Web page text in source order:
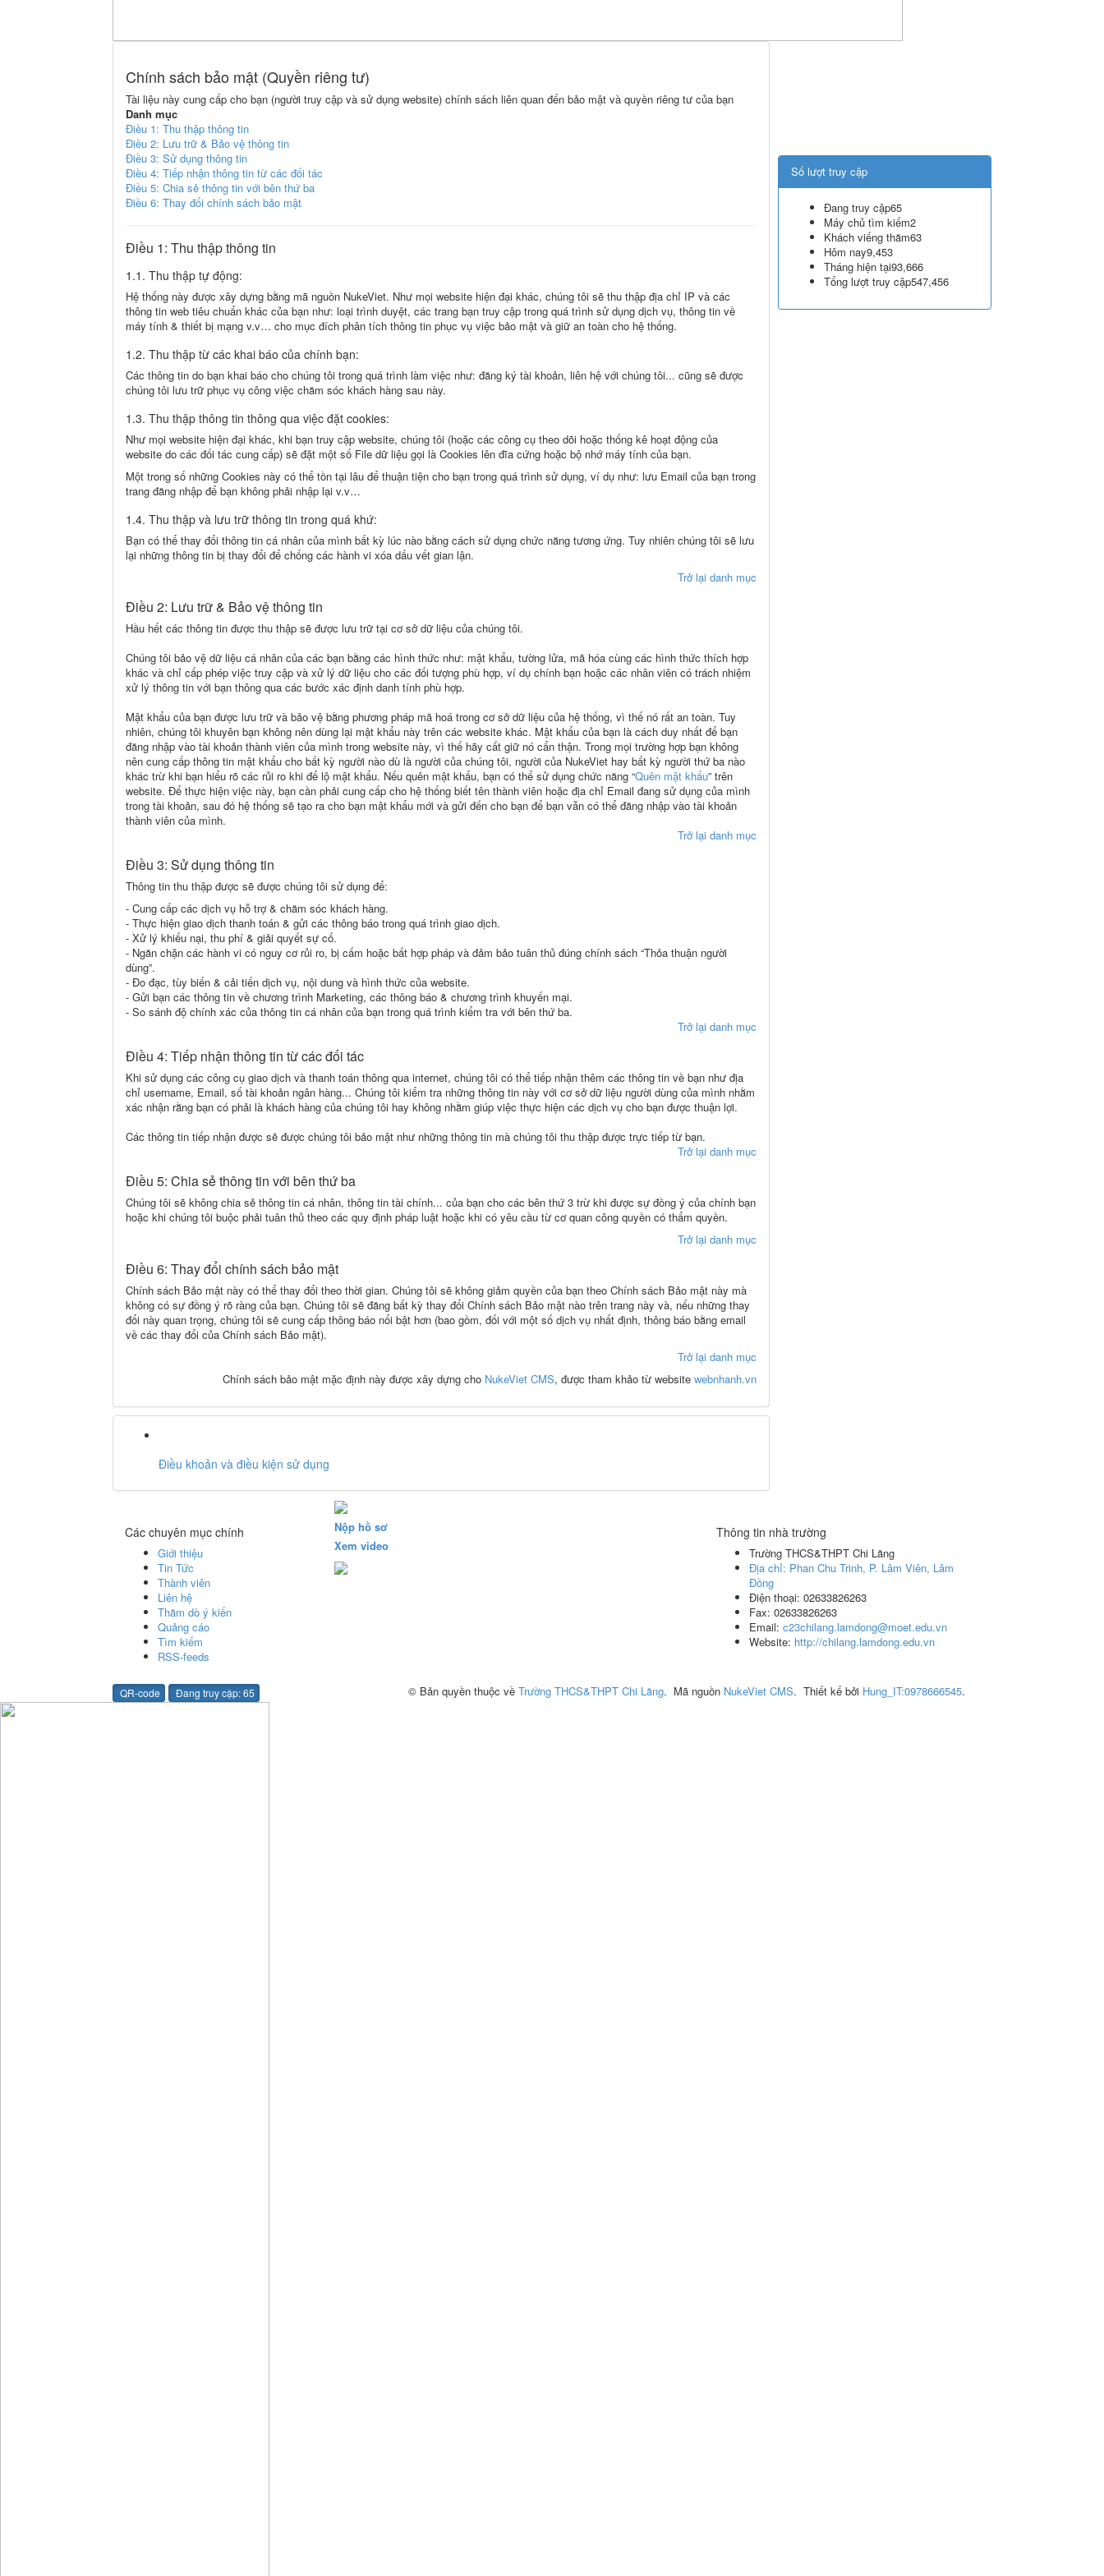
Chính sách bảo mật (Quyền riêng tư)
Tài liệu này cung cấp cho bạn (người truy cập và sử dụng website) chính sách liên quan đến bảo mật và quyền riêng tư của bạn
Danh mục
Điều 1: Thu thập thông tin
Điều 2: Lưu trữ & Bảo vệ thông tin
Điều 3: Sử dụng thông tin
Điều 4: Tiếp nhận thông tin từ các đối tác
Điều 5: Chia sẻ thông tin với bên thứ ba
Điều 6: Thay đổi chính sách bảo mật
Điều 1: Thu thập thông tin
1.1. Thu thập tự động:
Hệ thống này được xây dựng bằng mã nguồn NukeViet. Như mọi website hiện đại khác, chúng tôi sẽ thu thập địa chỉ IP và các
thông tin web tiêu chuẩn khác của bạn như: loại trình duyệt, các trang bạn truy cập trong quá trình sử dụng dịch vụ, thông tin về
máy tính & thiết bị mạng v.v… cho mục đích phân tích thông tin phục vụ việc bảo mật và giữ an toàn cho hệ thống.
1.2. Thu thập từ các khai báo của chính bạn:
Các thông tin do bạn khai báo cho chúng tôi trong quá trình làm việc như: đăng ký tài khoản, liên hệ với chúng tôi... cũng sẽ được
chúng tôi lưu trữ phục vụ công việc chăm sóc khách hàng sau này.
1.3. Thu thập thông tin thông qua việc đặt cookies:
Như mọi website hiện đại khác, khi bạn truy cập website, chúng tôi (hoặc các công cụ theo dõi hoặc thống kê hoạt động của
website do các đối tác cung cấp) sẽ đặt một số File dữ liệu gọi là Cookies lên đĩa cứng hoặc bộ nhớ máy tính của bạn.
Một trong số những Cookies này có thể tồn tại lâu để thuận tiện cho bạn trong quá trình sử dụng, ví dụ như: lưu Email của bạn trong
trang đăng nhập để bạn không phải nhập lại v.v…
1.4. Thu thập và lưu trữ thông tin trong quá khứ:
Bạn có thể thay đổi thông tin cá nhân của mình bất kỳ lúc nào bằng cách sử dụng chức năng tương ứng. Tuy nhiên chúng tôi sẽ lưu
lại những thông tin bị thay đổi để chống các hành vi xóa dấu vết gian lận.
Trở lại danh mục
Điều 2: Lưu trữ & Bảo vệ thông tin
Hầu hết các thông tin được thu thập sẽ được lưu trữ tại cơ sở dữ liệu của chúng tôi.
Chúng tôi bảo vệ dữ liệu cá nhân của các bạn bằng các hình thức như: mật khẩu, tường lửa, mã hóa cùng các hình thức thích hợp
khác và chỉ cấp phép việc truy cập và xử lý dữ liệu cho các đối tượng phù hợp, ví dụ chính bạn hoặc các nhân viên có trách nhiệm
xử lý thông tin với bạn thông qua các bước xác định danh tính phù hợp.
Mật khẩu của bạn được lưu trữ và bảo vệ bằng phương pháp mã hoá trong cơ sở dữ liệu của hệ thống, vì thế nó rất an toàn. Tuy
nhiên, chúng tôi khuyên bạn không nên dùng lại mật khẩu này trên các website khác. Mật khẩu của bạn là cách duy nhất để bạn
đăng nhập vào tài khoản thành viên của mình trong website này, vì thế hãy cất giữ nó cẩn thận. Trong mọi trường hợp bạn không
nên cung cấp thông tin mật khẩu cho bất kỳ người nào dù là người của chúng tôi, người của NukeViet hay bất kỳ người thứ ba nào
khác trừ khi bạn hiểu rõ các rủi ro khi để lộ mật khẩu. Nếu quên mật khẩu, bạn có thể sử dụng chức năng “Quên mật khẩu” trên
website. Để thực hiện việc này, bạn cần phải cung cấp cho hệ thống biết tên thành viên hoặc địa chỉ Email đang sử dụng của mình
trong tài khoản, sau đó hệ thống sẽ tạo ra cho bạn mật khẩu mới và gửi đến cho bạn để bạn vẫn có thể đăng nhập vào tài khoản
thành viên của mình.
Trở lại danh mục
Điều 3: Sử dụng thông tin
Thông tin thu thập được sẽ được chúng tôi sử dụng để:
- Cung cấp các dịch vụ hỗ trợ & chăm sóc khách hàng.
- Thực hiện giao dịch thanh toán & gửi các thông báo trong quá trình giao dịch.
- Xử lý khiếu nại, thu phí & giải quyết sự cố.
- Ngăn chặn các hành vi có nguy cơ rủi ro, bị cấm hoặc bất hợp pháp và đảm bảo tuân thủ đúng chính sách “Thỏa thuận người
dùng”.
- Đo đạc, tùy biến & cải tiến dịch vụ, nội dung và hình thức của website.
- Gửi bạn các thông tin về chương trình Marketing, các thông báo & chương trình khuyến mại.
- So sánh độ chính xác của thông tin cá nhân của bạn trong quá trình kiểm tra với bên thứ ba.
Trở lại danh mục
Điều 4: Tiếp nhận thông tin từ các đối tác
Khi sử dụng các công cụ giao dịch và thanh toán thông qua internet, chúng tôi có thể tiếp nhận thêm các thông tin về bạn như địa
chỉ username, Email, số tài khoản ngân hàng... Chúng tôi kiểm tra những thông tin này với cơ sở dữ liệu người dùng của mình nhằm
xác nhận rằng bạn có phải là khách hàng của chúng tôi hay không nhằm giúp việc thực hiện các dịch vụ cho bạn được thuận lợi.
Các thông tin tiếp nhận được sẽ được chúng tôi bảo mật như những thông tin mà chúng tôi thu thập được trực tiếp từ bạn.
Trở lại danh mục
Điều 5: Chia sẻ thông tin với bên thứ ba
Chúng tôi sẽ không chia sẻ thông tin cá nhân, thông tin tài chính... của bạn cho các bên thứ 3 trừ khi được sự đồng ý của chính bạn
hoặc khi chúng tôi buộc phải tuân thủ theo các quy định pháp luật hoặc khi có yêu cầu từ cơ quan công quyền có thẩm quyền.
Trở lại danh mục
Điều 6: Thay đổi chính sách bảo mật
Chính sách Bảo mật này có thể thay đổi theo thời gian. Chúng tôi sẽ không giảm quyền của bạn theo Chính sách Bảo mật này mà
không có sự đồng ý rõ ràng của bạn. Chúng tôi sẽ đăng bất kỳ thay đổi Chính sách Bảo mật nào trên trang này và, nếu những thay
đổi này quan trọng, chúng tôi sẽ cung cấp thông báo nổi bật hơn (bao gồm, đối với một số dịch vụ nhất định, thông báo bằng email
về các thay đổi của Chính sách Bảo mật).
Trở lại danh mục
Chính sách bảo mật mặc định này được xây dựng cho NukeViet CMS, được tham khảo từ website webnhanh.vn
Điều khoản và điều kiện sử dụng
Số lượt truy cập
Đang truy cập65
Máy chủ tìm kiếm2
Khách viếng thăm63
Hôm nay9,453
Tháng hiện tại93,666
Tổng lượt truy cập547,456
Các chuyên mục chính
Giới thiệu
Tin Tức
Thành viên
Liên hệ
Thăm dò ý kiến
Quảng cáo
Tìm kiếm
RSS-feeds
Nộp hồ sơ
Xem video
Thông tin nhà trường
Trường THCS&THPT Chi Lăng
Địa chỉ: Phan Chu Trinh, P. Lâm Viên, Lâm
Đồng
Điện thoại: 02633826263
Fax: 02633826263
Email: c23chilang.lamdong@moet.edu.vn
Website: http://chilang.lamdong.edu.vn
QR-code Đang truy cập: 65 © Bản quyền thuộc về Trường THCS&THPT Chi Lăng. Mã nguồn NukeViet CMS. Thiết kế bởi Hung_IT:0978666545.